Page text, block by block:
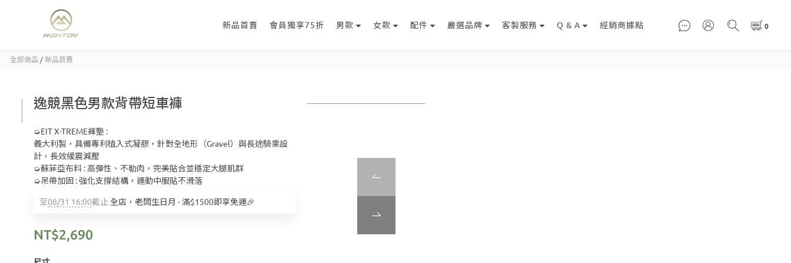
新品首賣 會員獨享75折 男款 女款 配件 嚴選品牌 客製服務 Q & A 經銷商據點
全部商品 /新品首賣
逸競黑色男款背帶短車褲
➭EIT X-TREME褲墊 :
義大利製，具備專利植入式凝膠，針對全地形（Gravel）與長途騎乘設
計，長效緩震減壓
➭蘇菲亞布料 : 高彈性、不勒肉，完美貼合並穩定大腿肌群
➭吊帶加固 : 強化支撐結構，運動中服貼不滑落
至08/31 16:00截止全店，老闆生日月 - 滿$1500即享免運🎉
NT$2,690